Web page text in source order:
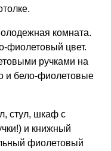
комната.
фиолетовый цвет.
ручками на
и бело-фиолетовые
стул, шкаф с
и книжный
фиолетовый